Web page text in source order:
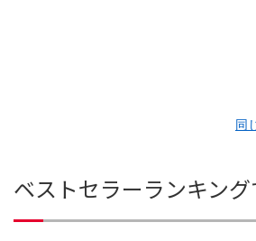
同
ベストセラーランキン